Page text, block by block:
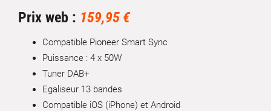
Prix web : 159,95 €
Compatible Pioneer Smart Sync
Puissance : 4 x 50W
Tuner DAB+
Egaliseur 13 bandes
Compatible iOS (iPhone) et Android